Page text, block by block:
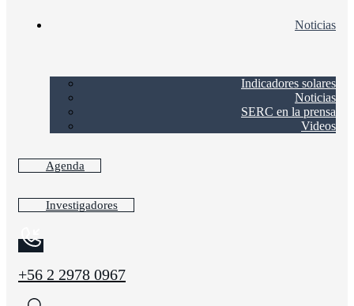
Noticias
Indicadores solares
Noticias
SERC en la prensa
Videos
Agenda
Investigadores
+56 2 2978 0967